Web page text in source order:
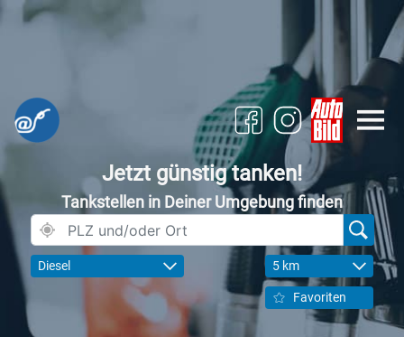
Jetzt günstig tanken!
Tankstellen in Deiner Umgebung finden
Diesel 5 km
Favoriten